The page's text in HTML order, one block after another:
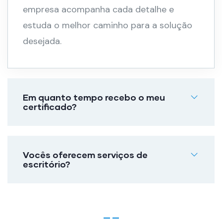
empresa acompanha cada detalhe e
estuda o melhor caminho para a solução
desejada.
Em quanto tempo recebo o meu
certificado?
Vocês oferecem serviços de
escritório?